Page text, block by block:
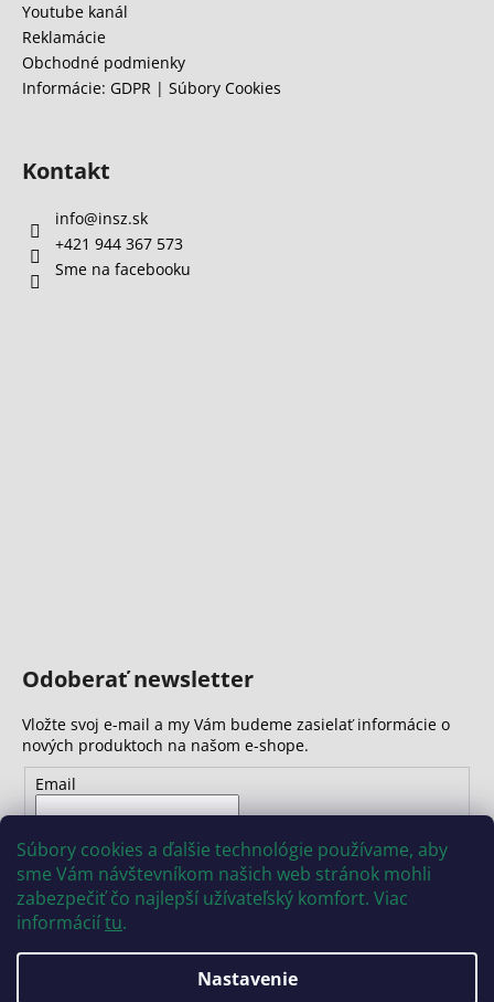
Súbory cookies a ďalšie technológie používame, aby
sme Vám návštevníkom našich web stránok mohli
zabezpečiť čo najlepší užívateľský komfort. Viac
informáciítu.
Nastavenie
Youtube kanál
Reklamácie
Obchodné podmienky
Informácie: GDPR | Súbory Cookies
Kontakt
info@insz.sk
+421 944 367 573
Sme na facebooku
Odoberať newsletter
Vložte svoj e-mail a my Vám budeme zasielať informácie o
nových produktoch na našom e-shope.
Email
osobných údajov
PRIHLÁSIŤ SA